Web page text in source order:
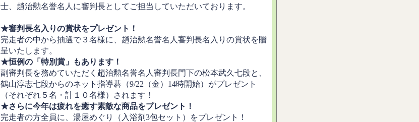
士、趙治勲名誉名人に審判長としてご担当していただいております。
★審判長名入りの賞状をプレゼント！
完走者の中から抽選で３名様に、趙治勲名誉名人審判長名入りの賞状を贈
呈いたします。
★恒例の「特別賞」もあります！
副審判長を務めていただく趙治勲名誉名人審判長門下の松本武久七段と、
鶴山淳志七段からのネット指導碁（9/22（金）14時開始）がプレゼント
（それぞれ５名・計１０名様）されます！
★さらに今年は疲れを癒す素敵な商品をプレゼント！
完走者の方全員に、湯屋めぐり（入浴剤3包セット）をプレゼント！